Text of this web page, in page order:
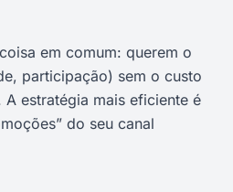
em comum: querem o
participação) sem o custo
estratégia mais eficiente é
do seu canal